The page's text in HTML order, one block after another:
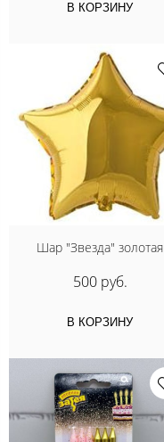
В КОРЗИНУ
Шар "Звезда" золотая
500 руб.
В КОРЗИНУ